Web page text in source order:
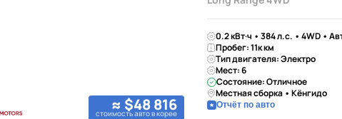
≈ $48 816
стоимость авто в корее
0.2 кВт·ч • 384 л.с. • 4WD •
Пробег: 11к км
Тип двигателя: Электро
Мест: 6
Состояние: Отличное
Местная сборка • Кёнгидо
Отчёт по авто